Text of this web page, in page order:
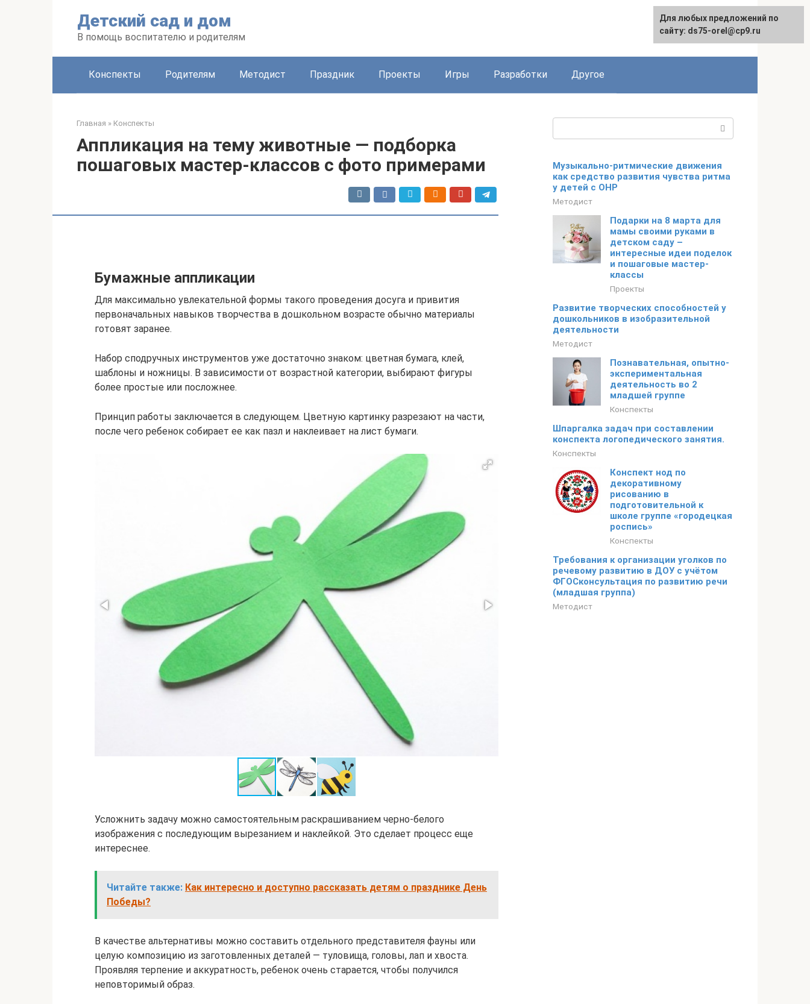
Детский сад и дом
В помощь воспитателю и родителям
Конспекты Родителям Методист Праздник Проекты Игры Разработки Другое
Главная » Конспекты
Аппликация на тему животные — подборка
пошаговых мастер-классов с фото примерами
Бумажные аппликации
Для максимально увлекательной формы такого проведения досуга и привития
первоначальных навыков творчества в дошкольном возрасте обычно материалы
готовят заранее.
Набор сподручных инструментов уже достаточно знаком: цветная бумага, клей,
шаблоны и ножницы. В зависимости от возрастной категории, выбирают фигуры
более простые или посложнее.
Принцип работы заключается в следующем. Цветную картинку разрезают на части,
после чего ребенок собирает ее как пазл и наклеивает на лист бумаги.
Усложнить задачу можно самостоятельным раскрашиванием черно-белого
изображения с последующим вырезанием и наклейкой. Это сделает процесс еще
интереснее.
Читайте также: Как интересно и доступно рассказать детям о празднике День
Победы?
В качестве альтернативы можно составить отдельного представителя фауны или
целую композицию из заготовленных деталей — туловища, головы, лап и хвоста.
Проявляя терпение и аккуратность, ребенок очень старается, чтобы получился
неповторимый образ.
Музыкально-ритмические движения
как средство развития чувства ритма
у детей с ОНР
Методист
Подарки на 8 марта для
мамы своими руками в
детском саду –
интересные идеи поделок
и пошаговые мастер-
классы
Проекты
Развитие творческих способностей у
дошкольников в изобразительной
деятельности
Методист
Познавательная, опытно-
экспериментальная
деятельность во 2
младшей группе
Конспекты
Шпаргалка задач при составлении
конспекта логопедического занятия.
Конспекты
Конспект нод по
декоративному
рисованию в
подготовительной к
школе группе «городецкая
роспись»
Конспекты
Требования к организации уголков по
речевому развитию в ДОУ с учётом
ФГОСконсультация по развитию речи
(младшая группа)
Методист
Для любых предложений по
сайту: ds75-orel@cp9.ru